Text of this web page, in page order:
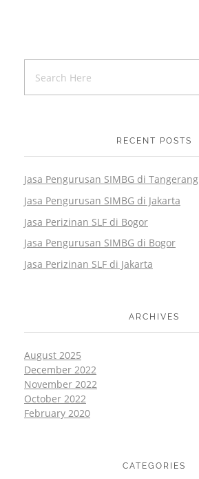
RECENT POSTS
Jasa Pengurusan SIMBG di Tangerang
Jasa Pengurusan SIMBG di Jakarta
Jasa Perizinan SLF di Bogor
Jasa Pengurusan SIMBG di Bogor
Jasa Perizinan SLF di Jakarta
ARCHIVES
August 2025
December 2022
November 2022
October 2022
February 2020
CATEGORIES